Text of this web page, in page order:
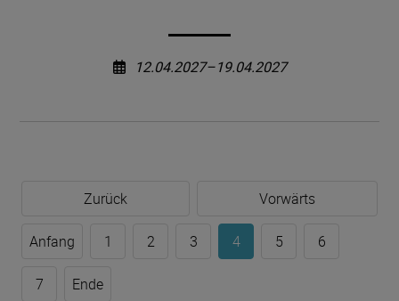
12.04.2027–19.04.2027
Zurück Vorwärts
Anfang 1 2 3 4 5 6
7 Ende